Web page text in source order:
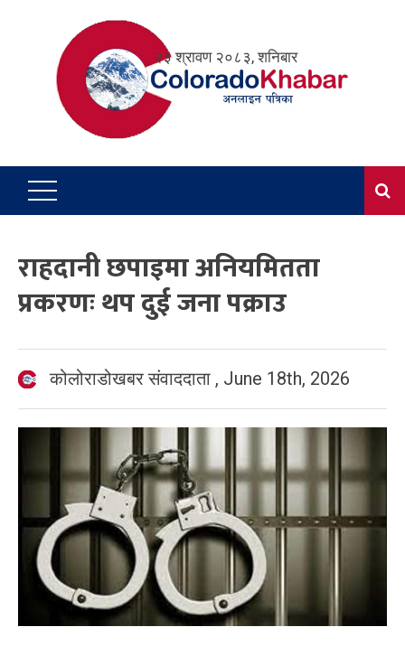
२३ श्रावण २०८३, शनिबार
राहदानी छपाइमा अनियमितता
प्रकरणः थप दुई जना पक्राउ
कोलोराडोखबर संवाददाता , June 18th, 2026